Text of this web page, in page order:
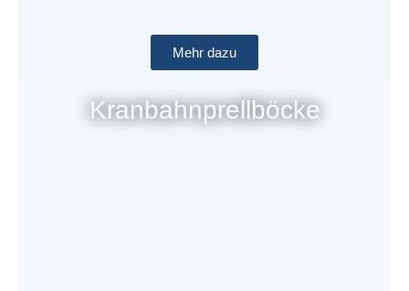
Mehr dazu
Kranbahnprellböcke